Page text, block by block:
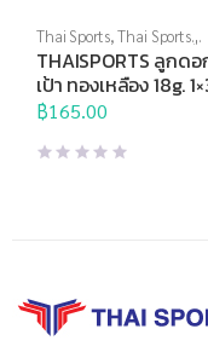
Thai Sports,Thai Sports
Brand,ปาเป้า,เกมส์ และสื่
เรียนการสอน,ลูกดอกปาเป้า
THAISPORTS ลูกดอ
เป้า ทองเหลือง 18g.
฿165.00